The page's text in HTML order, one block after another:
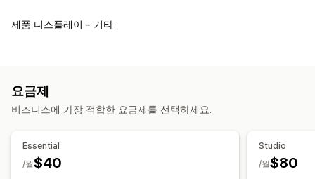
요금제 옵션
주문 양식
재고 동기화
제품 디스플레이 - 기타
요금제
비즈니스에 가장 적합한 요금제를 선택하세요.
Essential
$40
/월
Studio
$80
/월